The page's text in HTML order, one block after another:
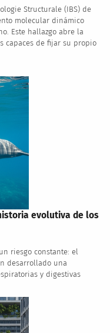
Structurale (IBS) de
molecular dinámico
Este hallazgo abre la
capaces de fijar su propio
evolutiva de los
riesgo constante: el
desarrollado una
y digestivas